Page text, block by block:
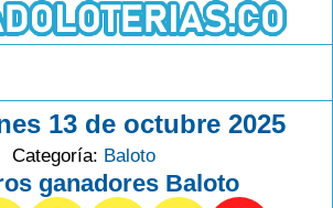
13 de octubre 2025
Categoría: Baloto
ganadores Baloto